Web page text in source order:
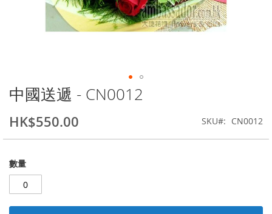
Skip
to
the
beginning
of
images
gallery
中國送遞 - CN0012
HK$550.00 SKU CN0012
數量